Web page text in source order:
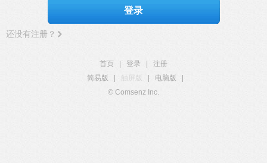
登录
还没有注册？
首页 登录
注册
简易版
触屏版 电脑版
© Comsenz Inc.